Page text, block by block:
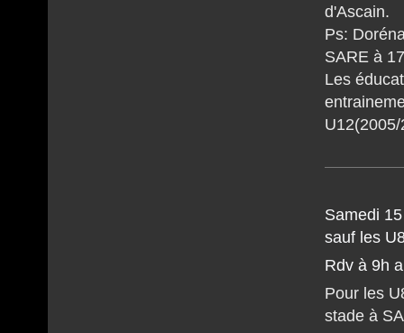
d'Ascain.
Ps:
SARE à
Les
Samedi
sauf les
Rdv à 9h
Pour les
stade à